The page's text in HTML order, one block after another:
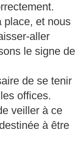
place, et nous
aller
le signe de
de se tenir
offices.
veiller à ce
à être